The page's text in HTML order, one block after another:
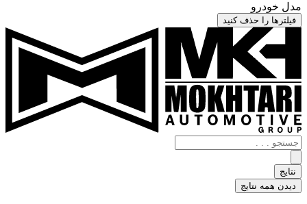
مدل خودرو
فیلترها را حذف کنید
جستجو
.
.
.
نتایج
دیدن همه نتایج